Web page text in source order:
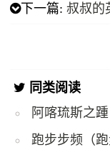
下一篇:叔叔的
同类阅读
阿喀琉斯之
跑步步频（